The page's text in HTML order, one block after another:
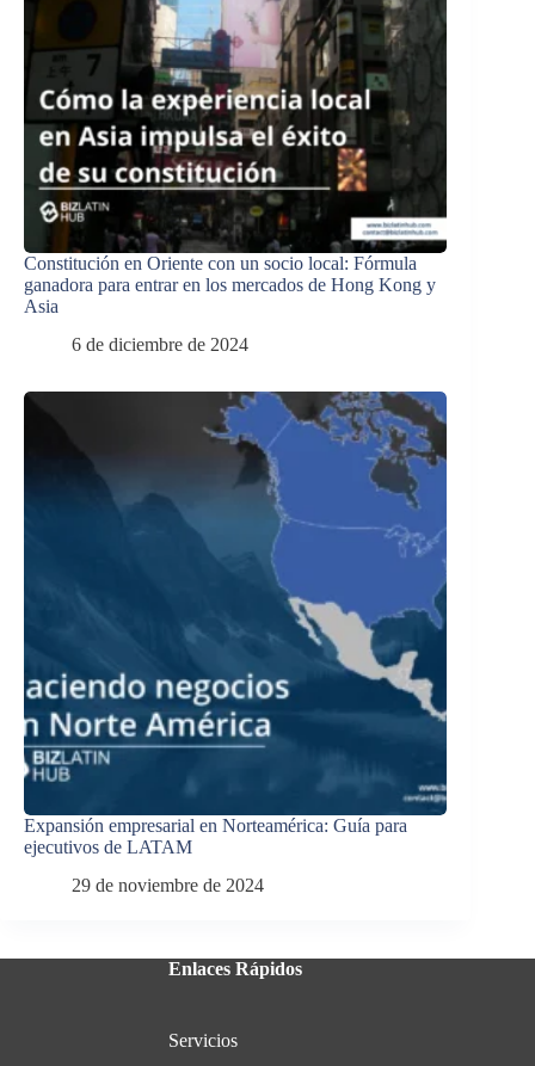
Constitución en Oriente con un socio local: Fórmula
ganadora para entrar en los mercados de Hong Kong y
Asia
6 de diciembre de 2024
Expansión empresarial en Norteamérica: Guía para
ejecutivos de LATAM
29 de noviembre de 2024
Enlaces Rápidos
Servicios